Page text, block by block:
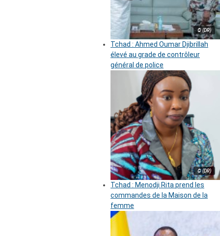
© (DR)
Tchad : Ahmed Oumar Djibrillah
élevé au grade de contrôleur
général de police
© (DR)
Tchad : Menodji Rita prend les
commandes de la Maison de la
femme